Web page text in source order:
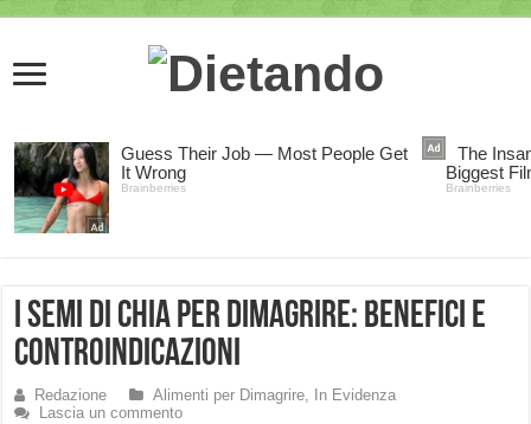
I semi di chia per dimagrire: benefici e
controindicazioni
Redazione Alimenti per Dimagrire,
In Evidenza
Lascia un commento